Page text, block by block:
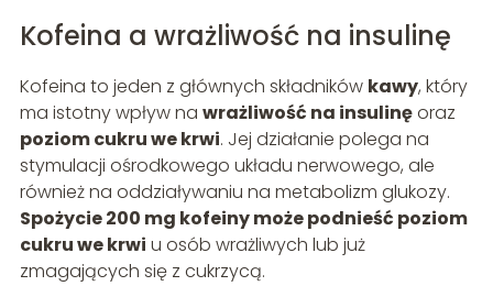
Kofeina a wrażliwość na insulinę
Kofeina to jeden z głównych składników kawy, który
ma istotny wpływ na wrażliwość na insulinęoraz
poziom cukru we krwi. Jej działanie polega na
stymulacji ośrodkowego układu nerwowego, ale
również na oddziaływaniu na metabolizm glukozy.
Spożycie 200 mg kofeiny może podnieść poziom
cukru we krwi u osób wrażliwych lub już
zmagających się z cukrzycą.